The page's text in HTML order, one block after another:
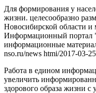
Для формирования у
жизни. целесообразно
Новосибирской области
Информационный портал
информационные
nso.ru/news htmi/2017-03-
Работа в едином
увеличить
здорового образа жизни